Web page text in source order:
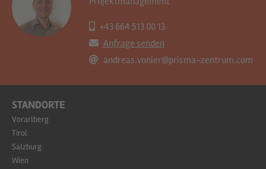
+43 664 513 00 13
Anfrage senden
andreas.vonier@prisma-zentrum.com
STANDORTE
Vorarlberg
Tirol
Salzburg
Wien